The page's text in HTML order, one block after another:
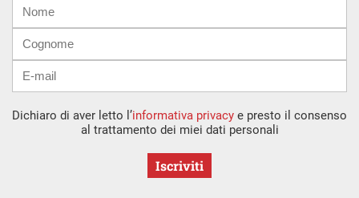
mail
Dichiaro di aver letto l’informativa privacy e presto il consenso
al trattamento dei miei dati personali
Iscriviti